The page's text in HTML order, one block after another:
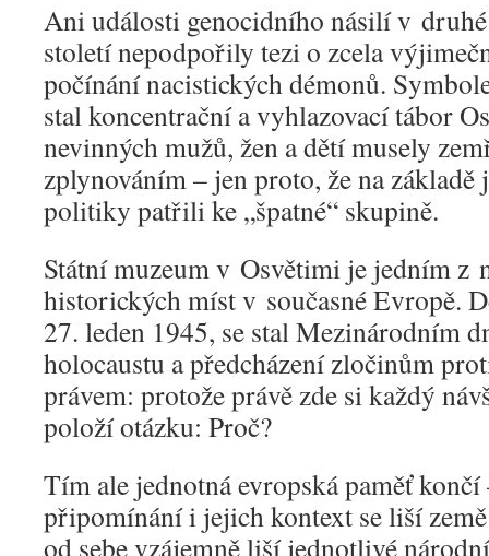
Ani události genocidního násilí v
století nepodpořily tezi o zcela
počínání nacistických démonů.
stal koncentrační a vyhlazovací tábor
nevinných mužů, žen a dětí musely
zplynováním – jen proto, že na základě
politiky patřili ke „špatné“ skupině.
Státní muzeum v Osvětimi je jedním z
historických míst v současné Evropě.
27. leden 1945, se stal Mezinárodním
holocaustu a předcházení zločinům
právem: protože právě zde si každý
položí otázku: Proč?
Tím ale jednotná evropská paměť končí
připomínání i jejich kontext se liší
od sebe vzájemně liší jednotlivé